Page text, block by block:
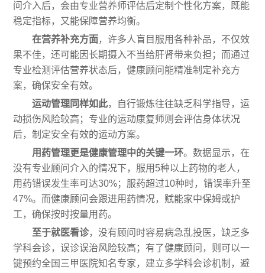
问介入后，会由专业营养师评估后定制个性化方案，既能
稳定指标，又能保障营养均衡。
在营养补充方面 ，许多人盲目服用各种补品，不仅效
果不佳，还可能因长期摄入不当给肝肾带来负担；而通过
专业检测评估营养状态后，健康顾问能精准制定补充方
案，确保安全有效。
运动管理同样如此，自行锻炼往往缺乏科学指导，运
动损伤风险较高；专业的运动康复师则会评估身体状况
后，制定安全有效的运动方案。
用药管理更是健康管理中的关键一环。数据显示，在
没有专业顾问介入的情况下，服用5种以上药物的老人，
用药错误发生率可达30%；服药超过10种时，错误率升至
47%。而健康顾问会跟进用药情况，赋能家中保姆或护
工，确保按时按量用药。
至于就医看诊，没有顾问时容易病急乱投医，缺乏多
学科会诊，误诊误治风险较高；有了健康顾问，则可以一
键预约全国三甲医院知名专家，建立多学科会诊机制，避